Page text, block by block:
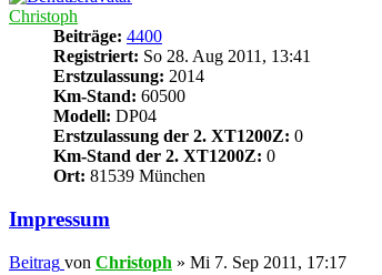
Christoph
Beiträge: 4400
Registriert: So 28. Aug 2011, 13:41
Erstzulassung: 2014
Km-Stand: 60500
Modell: DP04
Erstzulassung der 2. XT1200Z: 0
Km-Stand der 2. XT1200Z: 0
Ort: 81539 München
Impressum
Beitrag von Christoph » Mi 7. Sep 2011, 17:17